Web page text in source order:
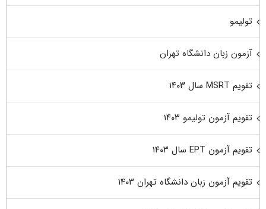
تولیمو
آزمون زبان دانشگاه تهران
تقویم MSRT سال ۱۴۰۳
تقویم آزمون تولیمو ۱۴۰۳
تقویم آزمون EPT سال ۱۴۰۳
تقویم آزمون زبان دانشگاه تهران ۱۴۰۳